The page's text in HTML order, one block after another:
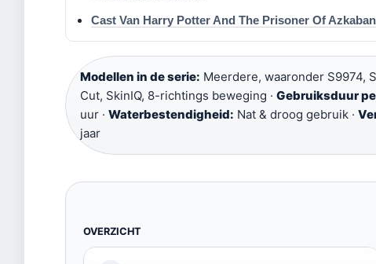
Cast Van Harry Potter And The Prisoner Of Azkaban
Modellen in de serie: Meerdere, waaronder S9974,
Cut, SkinIQ, 8-richtings beweging · Gebruiksduur
uur · Waterbestendigheid: Nat & droog gebruik ·
jaar
OVERZICHT